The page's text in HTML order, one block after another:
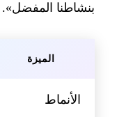
بنشاطنا المفضل».
الميزة
الأنماط